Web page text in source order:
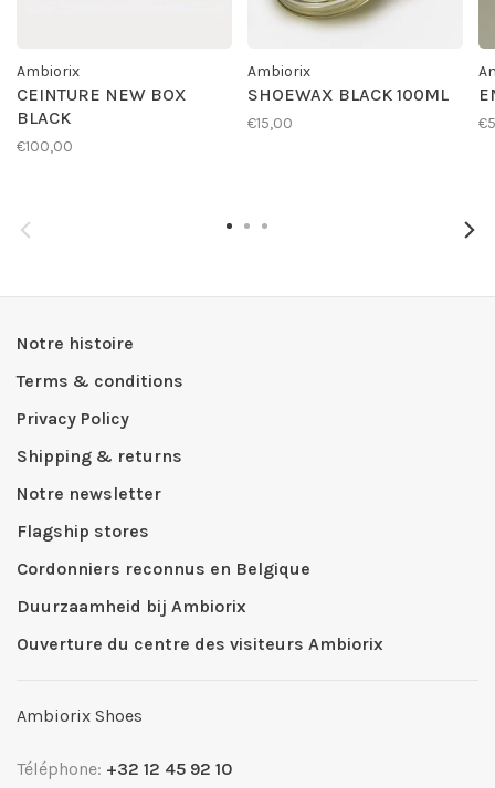
Ambiorix
CEINTURE NEW BOX
BLACK
€100,00
Ambiorix
SHOEWAX BLACK 100ML
€15,00
Notre histoire
Terms & conditions
Privacy Policy
Shipping & returns
Notre newsletter
Flagship stores
Cordonniers reconnus en Belgique
Duurzaamheid bij Ambiorix
Ouverture du centre des visiteurs Ambiorix
Ambiorix Shoes
Téléphone: +32 12 45 92 10